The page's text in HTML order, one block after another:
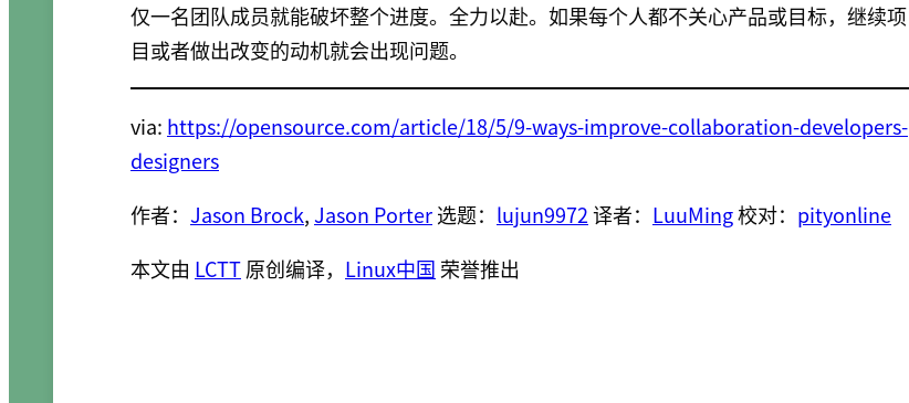
仅一名团队成员就能破坏整个进度。全力以赴。如果每个人都不关心产品或目标，继续项
目或者做出改变的动机就会出现问题。
via: https://opensource.com/article/18/5/9-ways-improve-collaboration-developers-
designers
作者： Jason Brock, Jason Porter选题： lujun9972译者： LuuMing校对： pityonline
本文由 LCTT原创编译， Linux中国 荣誉推出